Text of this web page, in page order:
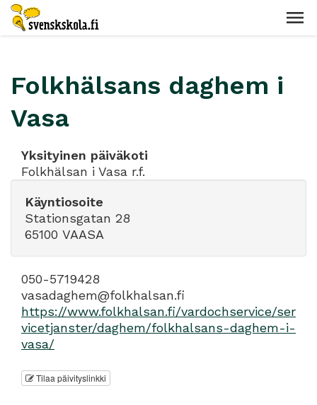
Folkhälsans daghem i
Vasa
Yksityinen päiväkoti
Folkhälsan i Vasa r.f.
Käyntiosoite
Stationsgatan 28
65100 VAASA
050-5719428
vasadaghem@folkhalsan.fi
https://www.folkhalsan.fi/vardochservice/ser
vicetjanster/daghem/folkhalsans-daghem-i-
vasa/
Tilaa päivityslinkki